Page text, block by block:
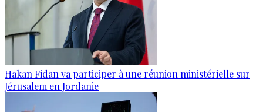
Hakan Fidan va participer à une réunion ministérielle sur
Jérusalem en Jordanie